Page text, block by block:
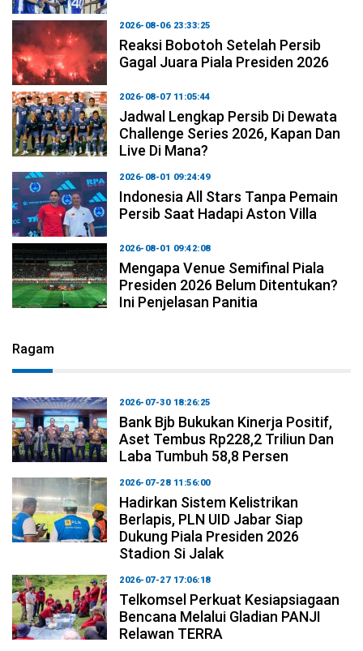
2026-08-06 23:33:25
Reaksi Bobotoh Setelah Persib
Gagal Juara Piala Presiden 2026
2026-08-07 11:05:44
Jadwal Lengkap Persib Di Dewata
Challenge Series 2026, Kapan Dan
Live Di Mana?
2026-08-01 09:24:49
Indonesia All Stars Tanpa Pemain
Persib Saat Hadapi Aston Villa
2026-08-01 09:42:08
Mengapa Venue Semifinal Piala
Presiden 2026 Belum Ditentukan?
Ini Penjelasan Panitia
Ragam
2026-07-30 18:26:25
Bank Bjb Bukukan Kinerja Positif,
Aset Tembus Rp228,2 Triliun Dan
Laba Tumbuh 58,8 Persen
2026-07-28 11:56:00
Hadirkan Sistem Kelistrikan
Berlapis, PLN UID Jabar Siap
Dukung Piala Presiden 2026
Stadion Si Jalak
2026-07-27 17:06:18
Telkomsel Perkuat Kesiapsiagaan
Bencana Melalui Gladian PANJI
Relawan TERRA